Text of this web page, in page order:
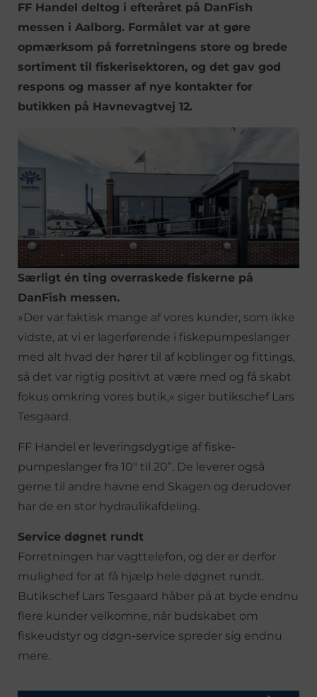
FF Handel deltog i efteråret på DanFish
messen i Aalborg. Formålet var at gøre
opmærksom på forretningens store og brede
sortiment til fiskerisektoren, og det gav god
respons og masser af nye kon­takter for
butikken på Havnevagtvej 12.
Særligt én ting overraskede fiskerne på
DanFish messen.
»Der var faktisk mange af vores kunder, som ikke
vidste, at vi er lagerførende i fiskepumpeslanger
med alt hvad der hører til af koblinger og fittings,
så det var rigtig positivt at være med og få skabt
fokus omkring vores butik,« siger butiks­chef Lars
Tesgaard.
FF Handel er leveringsdygtige af fiske­-
pumpeslanger fra 10″ til 20”. De leverer også
gerne til andre havne end Skagen og derudover
har de en stor hydraulikafde­ling.
Service døgnet rundt
Forretningen har vagttelefon, og der er derfor
mulighed for at få hjælp hele døg­net rundt.
Butikschef Lars Tesgaard håber på at byde endnu
flere kunder velkomne, når budskabet om
fiskeudstyr og døgn­-service spreder sig endnu
mere.